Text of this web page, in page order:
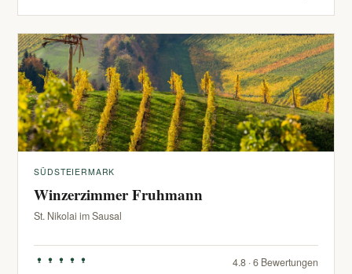
SÜDSTEIERMARK
Winzerzimmer Fruhmann
St. Nikolai im Sausal
4.8 · 6 Bewertungen